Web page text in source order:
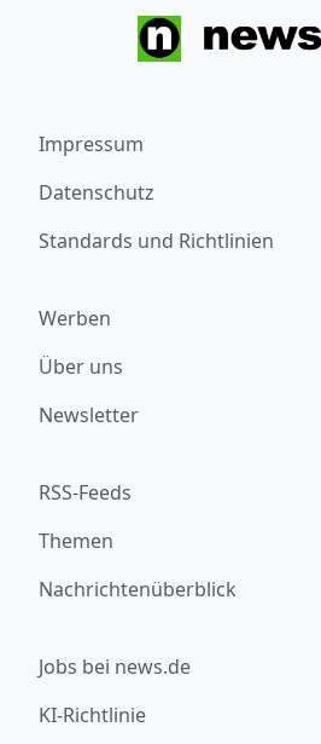
Impressum
Datenschutz
Standards und Richtlinien
Werben
Über uns
Newsletter
RSS-Feeds
Themen
Nachrichtenüberblick
Jobs bei news.de
KI-Richtlinie